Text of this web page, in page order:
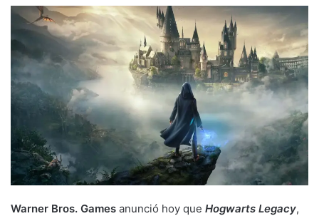
Warner Bros. Games anunció hoy que Hogwarts Legacy,